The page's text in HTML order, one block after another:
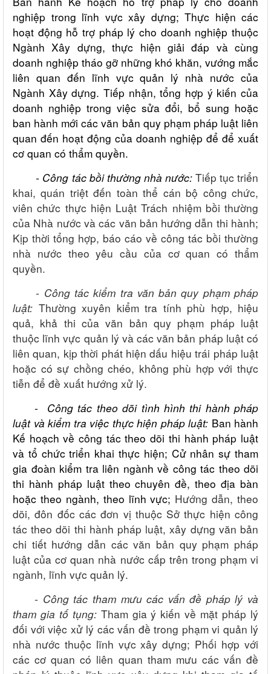
nghiệp trong lĩnh vực xây dựng; Thực hiện các
hoạt động hỗ trợ pháp lý cho doanh nghiệp thuộc
Ngành Xây dựng, thực hiện giải đáp và cùng
doanh nghiệp tháo gỡ những khó khăn, vướng mắc
liên quan đến lĩnh vực quản lý nhà nước của
Ngành Xây dựng. Tiếp nhận, tổng hợp ý kiến của
doanh nghiệp trong việc sửa đổi, bổ sung hoặc
ban hành mới các văn bản quy phạm pháp luật liên
quan đến hoạt động của doanh nghiệp để để xuất
cơ quan có thẩm quyền.
- Công tác bồi thường nhà nước: Tiếp tục triển
khai, quán triệt đến toàn thể cán bộ công chức,
viên chức thực hiện Luật Trách nhiệm bồi thường
của Nhà nước và các văn bản hướng dẫn thi hành;
Kịp thời tổng hợp, báo cáo về công tác bồi thường
nhà nước theo yêu cầu của cơ quan có thẩm
quyền.
- Công tác kiểm tra văn bản quy phạm pháp
luật: Thường xuyên kiểm tra tính phù hợp, hiệu
quả, khả thi của văn bản quy phạm pháp luật
thuộc lĩnh vực quản lý và các văn bản pháp luật có
liên quan, kịp thời phát hiện dấu hiệu trái pháp luật
hoặc có sự chồng chéo, không phù hợp với thực
tiễn để đề xuất hướng xử lý.
- Công tác theo dõi tình hình thi hành pháp
luật và kiểm tra việc thực hiện pháp luật: Ban hành
Kế hoạch về công tác theo dõi thi hành pháp luật
và tổ chức triển khai thực hiện; Cử nhân sự tham
gia đoàn kiểm tra liên ngành về công tác theo dõi
thi hành pháp luật theo chuyên đề, theo địa bàn
hoặc theo ngành, theo lĩnh vực; Hướng dẫn, theo
dõi, đôn đốc các đơn vị thuộc Sở thực hiện công
tác theo dõi thi hành pháp luật, xây dựng văn bản
chi tiết hướng dẫn các văn bản quy phạm pháp
luật của cơ quan nhà nước cấp trên trong phạm vi
ngành, lĩnh vực quản lý.
- Công tác tham mưu các vấn đề pháp lý và
tham gia tố tụng:Tham gia ý kiến về mặt pháp lý
đối với việc xử lý các vấn đề trong phạm vi quản lý
nhà nước thuộc lĩnh vực xây dựng; Phối hợp với
các cơ quan có liên quan tham mưu các vấn đề